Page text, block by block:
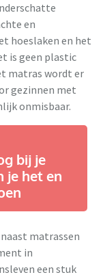
en
hoeslaken en het
is geen plastic
matras wordt er
gezinnen met
onmisbaar.
bij je
je het en
matrassen
in
een stuk